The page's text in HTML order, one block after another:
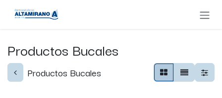
Productos Bucales
Productos Bucales